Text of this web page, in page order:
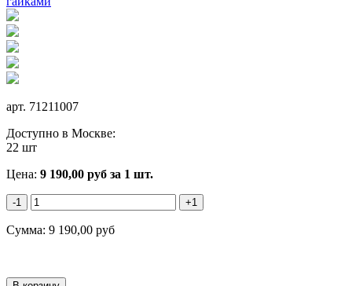
арт. 71211007
Доступно в Москве:
22 шт
Цена: 9 190,00 руб за 1 шт.
-1 +1
Сумма: 9 190,00 руб